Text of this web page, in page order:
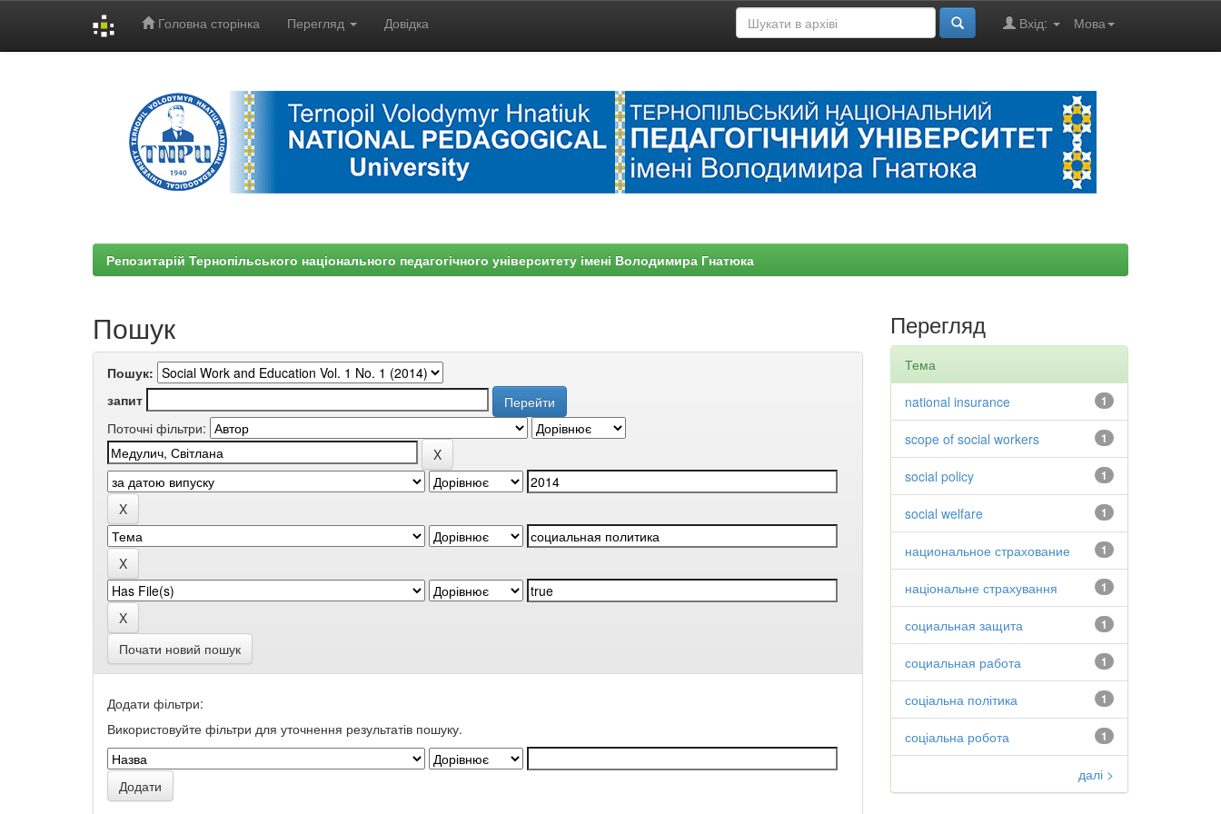
Головна сторінка Перегляд Довідка Мова
Вхід:
Репозитарій Тернопільського національного педагогічного університету імені Володимира Гнатюка
Пошук
Пошук:
запит
Поточні фільтри:
Почати новий пошук
Додати фільтри:
Використовуйте фільтри для уточнення результатів пошуку.
Перегляд
Тема
1
national insurance
1
scope of social workers
1
social policy
1
social welfare
1
национальное страхование
1
національне страхування
1
социальная защита
1
социальная работа
1
соціальна політика
1
соціальна робота
далі >